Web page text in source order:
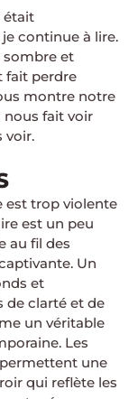
était
continue à lire.
sombre et
fait perdre
montre notre
fait voir
voir.
est trop violente
est un peu
au fil des
Un
et
de clarté et de
un véritable
Les
une
qui reflète les